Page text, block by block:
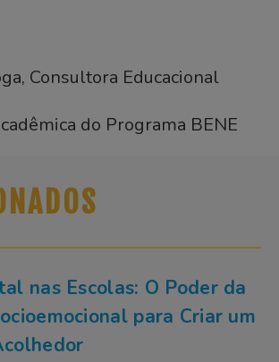
Consultora Educacional
do Programa BENE
nas Escolas: O Poder da
para Criar um